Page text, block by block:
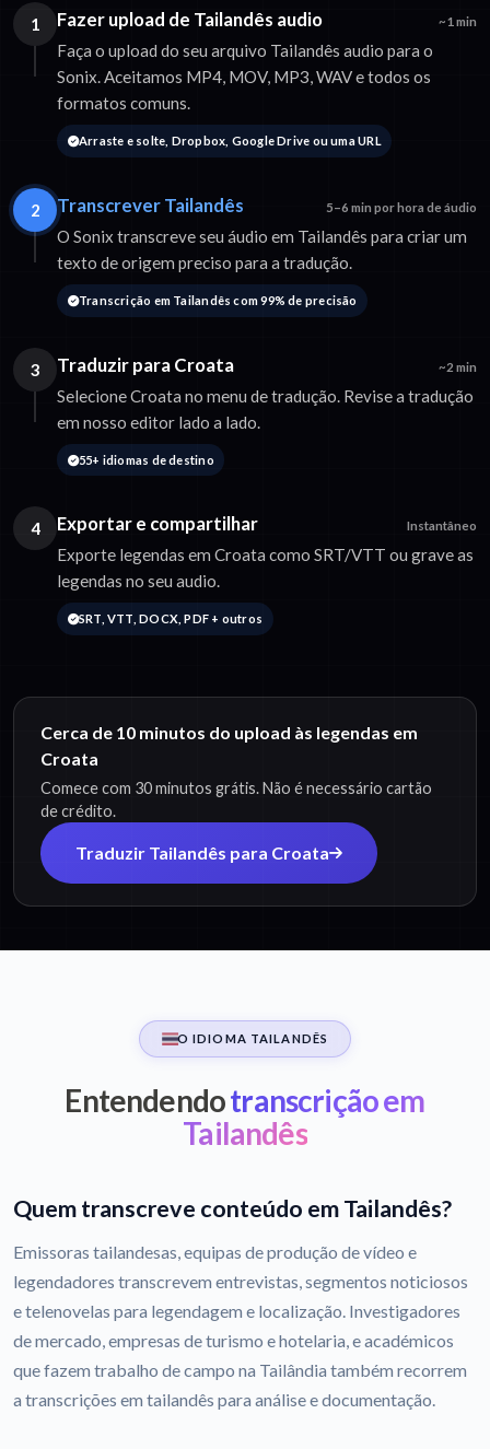
1 Fazer upload de Tailandês audio ~1 min
Faça o upload do seu arquivo Tailandês audio para o
Sonix. Aceitamos MP4, MOV, MP3, WAV e todos os
formatos comuns.
Arraste e solte, Dropbox, Google Drive ou uma URL
2 Transcrever Tailandês 5–6 min por hora de áudio
O Sonix transcreve seu áudio em Tailandês para criar um
texto de origem preciso para a tradução.
Transcrição em Tailandês com 99% de precisão
3 Traduzir para Croata ~2 min
Selecione Croata no menu de tradução. Revise a tradução
em nosso editor lado a lado.
55+ idiomas de destino
4 Exportar e compartilhar Instantâneo
Exporte legendas em Croata como SRT/VTT ou grave as
legendas no seu audio.
SRT, VTT, DOCX, PDF + outros
Cerca de 10 minutos do upload às legendas em
Croata
Comece com 30 minutos grátis. Não é necessário cartão
de crédito.
Traduzir Tailandês para Croata
O IDIOMA TAILANDÊS
Entendendotranscrição em
Tailandês
Quem transcreve conteúdo em Tailandês?
Emissoras tailandesas, equipas de produção de vídeo e
legendadores transcrevem entrevistas, segmentos noticiosos
e telenovelas para legendagem e localização. Investigadores
de mercado, empresas de turismo e hotelaria, e académicos
que fazem trabalho de campo na Tailândia também recorrem
a transcrições em tailandês para análise e documentação.